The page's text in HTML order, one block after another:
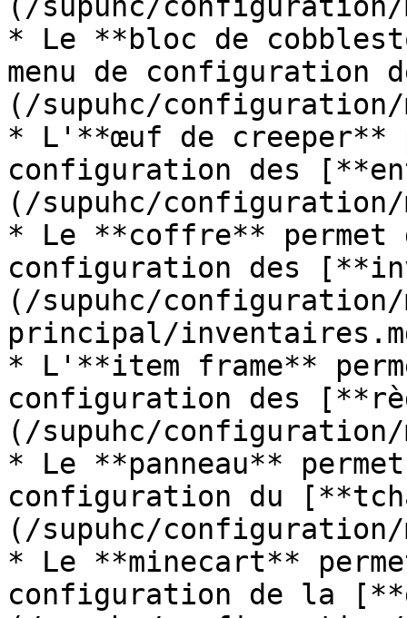
* Le **bloc de
menu de configuration
(/supuhc/
* L'**œuf de creeper**
configuration des
(/supuhc/
* Le **coffre** permet
configuration des
(/supuhc/configuration/
principal/
* L'**item frame**
configuration des
(/supuhc/
* Le **panneau**
configuration du
(/supuhc/
* Le **minecart**
configuration de la